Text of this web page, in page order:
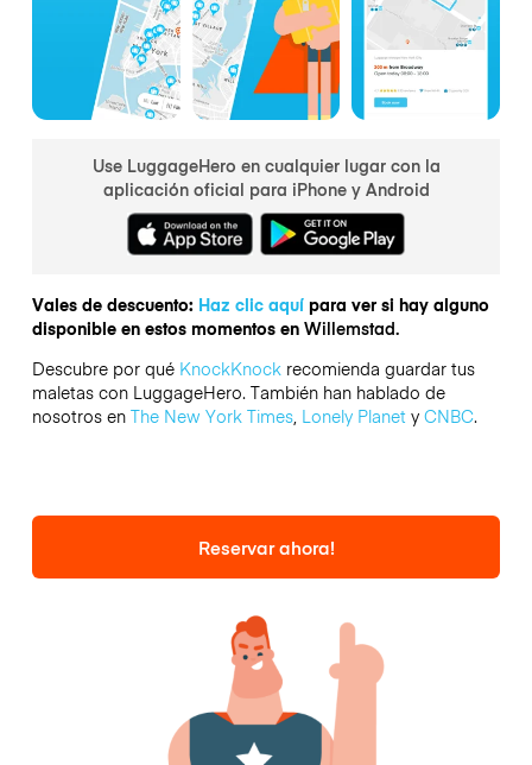
Use LuggageHero en cualquier lugar con la
aplicación oficial para iPhone y Android
Vales de descuento: Haz clic aquípara ver si hay alguno
disponible en estos momentos en Willemstad.
Descubre por qué KnockKnockrecomienda guardar tus
maletas con LuggageHero. También han hablado de
nosotros en The New York Times, Lonely Planety CNBC.
Reservar ahora!